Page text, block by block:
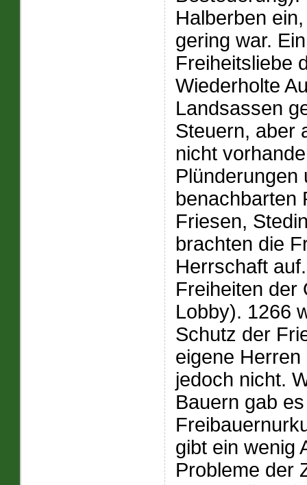
Halberben
gering war.
Freiheitsliebe
Wiederholte
Landsassen
Steuern, aber
nicht
Plünderungen
benachbarten
Friesen,
brachten die
Herrschaft
Freiheiten der
Lobby). 1266
Schutz der
eigene
jedoch nicht.
Bauern gab
gibt ein wenig
Probleme der